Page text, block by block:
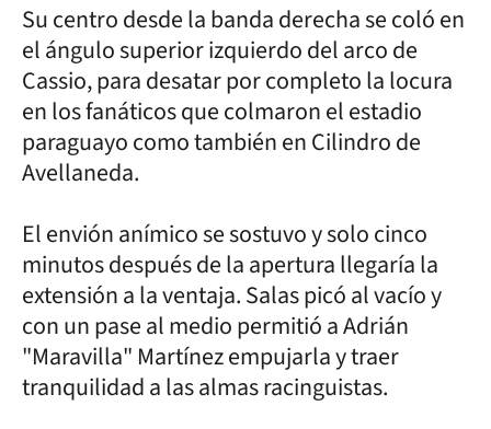
Su centro desde la banda derecha se coló en
el ángulo superior izquierdo del arco de
Cassio, para desatar por completo la locura
en los fanáticos que colmaron el estadio
paraguayo como también en Cilindro de
Avellaneda.
El envión anímico se sostuvo y solo cinco
minutos después de la apertura llegaría la
extensión a la ventaja. Salas picó al vacío y
con un pase al medio permitió a Adrián
"Maravilla" Martínez empujarla y traer
tranquilidad a las almas racinguistas.